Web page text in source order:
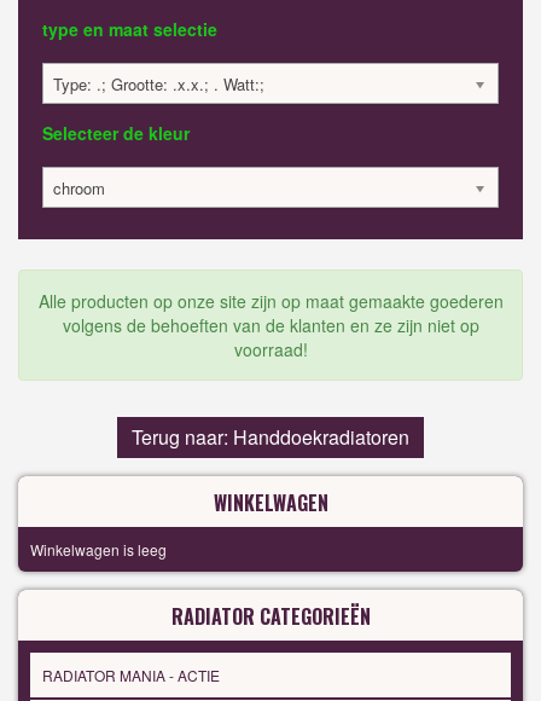
type en maat selectie
Type: .; Grootte: .x.x.; . Watt:;
Selecteer de kleur
chroom
Alle producten op onze site zijn op maat gemaakte goederen
volgens de behoeften van de klanten en ze zijn niet op
voorraad!
Terug naar: Handdoekradiatoren
WINKELWAGEN
Winkelwagen is leeg
RADIATOR CATEGORIEËN
RADIATOR MANIA - ACTIE